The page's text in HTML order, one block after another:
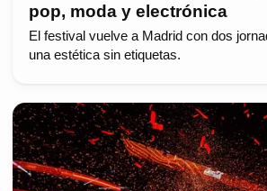
pop, moda y electrónica
El festival vuelve a Madrid con dos
una estética sin etiquetas.